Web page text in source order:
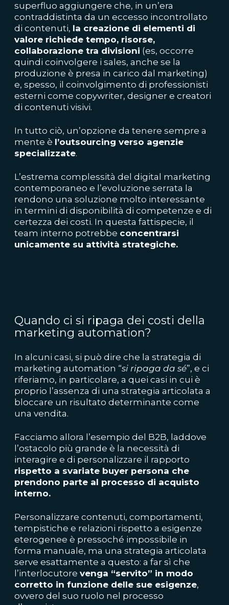
superfluo aggiungere che, in un’era
contraddistinta da un eccesso incontrollato
di contenuti, la creazione di elementi di
valore richiede tempo, risorse,
collaborazione tra divisioni (es, occorre
quindi coinvolgere i sales, anche se la
produzione è presa in carico dal marketing)
e, spesso, il coinvolgimento di professionisti
esterni come copywriter, designer e creatori
di contenuti visivi.
In tutto ciò, un’opzione da tenere sempre a
mente è l’outsourcing verso agenzie
specializzate.
L’estrema complessità del digital marketing
contemporaneo e l’evoluzione serrata la
rendono una soluzione molto interessante
in termini di disponibilità di competenze e di
certezza dei costi. In questa fattispecie, il
team interno potrebbe concentrarsi
unicamente su attività strategiche.
Quando ci si ripaga dei costi della
marketing automation?
In alcuni casi, si può dire che la strategia di
marketing automation “si ripaga da sé”, e ci
riferiamo, in particolare, a quei casi in cui è
proprio l’assenza di una strategia articolata a
bloccare un risultato determinante come
una vendita.
Facciamo allora l’esempio del B2B, laddove
l’ostacolo più grande è la necessità di
interagire e di personalizzare il rapporto
rispetto a svariate buyer persona che
prendono parte al processo di acquisto
interno.
Personalizzare contenuti, comportamenti,
tempistiche e relazioni rispetto a esigenze
eterogenee è pressoché impossibile in
forma manuale, ma una strategia articolata
serve esattamente a questo: a far sì che
l’interlocutore venga “servito” in modo
corretto in funzione delle sue esigenze,
ovvero del suo ruolo nel processo